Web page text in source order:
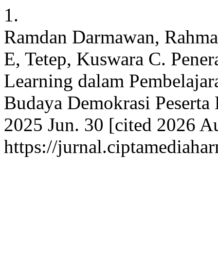
1.
Ramdan Darmawan,
E, Tetep, Kuswara C.
Learning dalam
Budaya Demokrasi
2025 Jun. 30 [cited 2026
https://